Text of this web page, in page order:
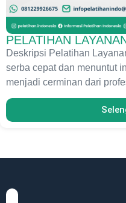
PELATIHAN
Deskripsi Pelatihan
serba cepat dan menuntut
menjadi cerminan dari